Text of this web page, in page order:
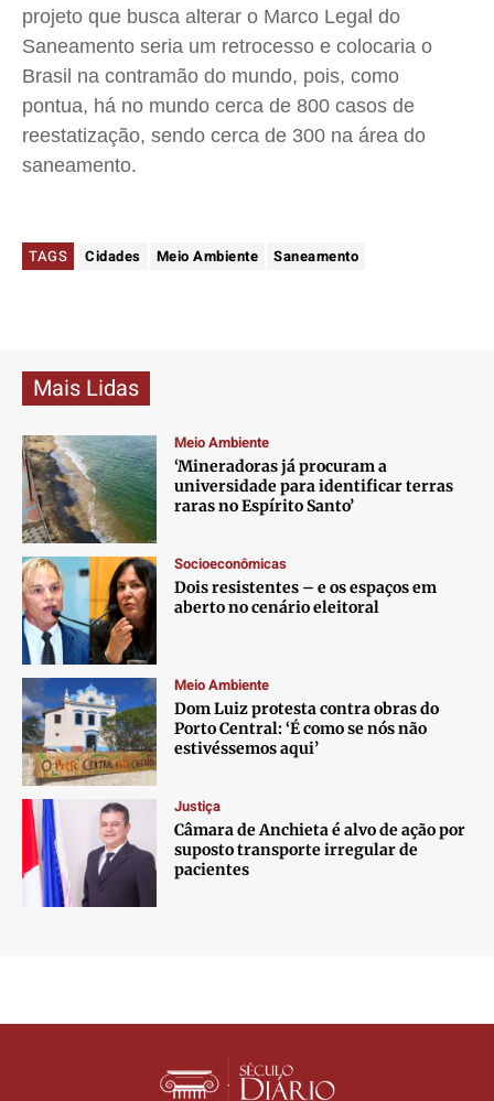
projeto que busca alterar o Marco Legal do
Saneamento seria um retrocesso e colocaria o
Brasil na contramão do mundo, pois, como
pontua, há no mundo cerca de 800 casos de
reestatização, sendo cerca de 300 na área do
saneamento.
TAGS Cidades Meio Ambiente Saneamento
Mais Lidas
Meio Ambiente
‘Mineradoras já procuram a
universidade para identificar terras
raras no Espírito Santo’
Socioeconômicas
Dois resistentes – e os espaços em
aberto no cenário eleitoral
Meio Ambiente
Dom Luiz protesta contra obras do
Porto Central: ‘É como se nós não
estivéssemos aqui’
Justiça
Câmara de Anchieta é alvo de ação por
suposto transporte irregular de
pacientes